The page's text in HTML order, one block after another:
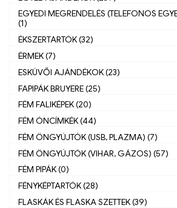
EGYEDI MEGRENDELÉS (TELEFONOS
(1)
ÉKSZERTARTÓK (32)
ÉRMEK (7)
ESKÜVŐI AJÁNDÉKOK (23)
FAPIPÁK BRUYERE (25)
FÉM FALIKÉPEK (20)
FÉM ÓNCÍMKÉK (44)
FÉM ÖNGYÚJTÓK (USB, PLAZMA) (7)
FÉM ÖNGYÚJTÓK (VIHAR, GÁZOS) (57)
FÉM PIPÁK (0)
FÉNYKÉPTARTÓK (28)
FLASKÁK ÉS FLASKA SZETTEK (39)